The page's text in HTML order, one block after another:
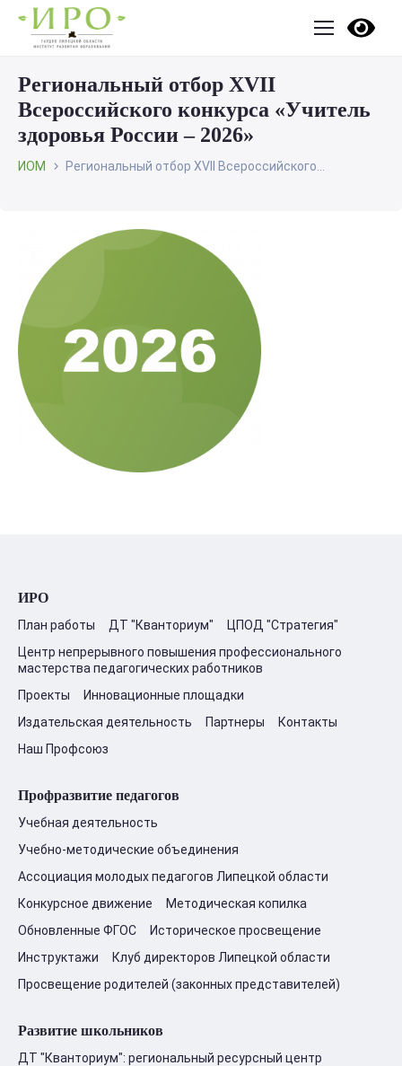
Региональный отбор XVII
Всероссийского конкурса «Учитель
здоровья России – 2026»
ИОМ Региональный отбор XVII Всероссийского...
ИРО
План работы ДТ "Кванториум"
ЦПОД "Стратегия"
Центр непрерывного повышения профессионального
мастерства педагогических работников
Проекты
Инновационные площадки
Издательская деятельность
Партнеры
Контакты
Наш Профсоюз
Профразвитие педагогов
Учебная деятельность
Учебно-методические объединения
Ассоциация молодых педагогов Липецкой области
Конкурсное движение
Методическая копилка
Обновленные ФГОС
Историческое просвещение
Инструктажи
Клуб директоров Липецкой области
Просвещение родителей (законных представителей)
Развитие школьников
ДТ "Кванториум": региональный ресурсный центр